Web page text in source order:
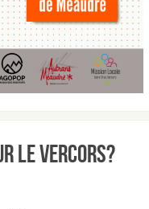
le Vercors?